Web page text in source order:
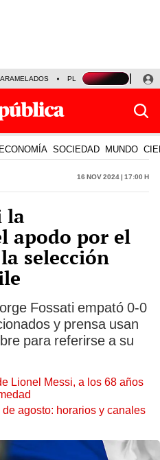
PLAZA VEA
ECONOMÍA SOCIEDAD MUNDO
16 Nov 2024 | 17:00 h
la
apodo por el
selección
Fossati empató 0-0
y prensa usan
para referirse a su
Lionel Messi, a los 68 años
agosto: horarios y canales